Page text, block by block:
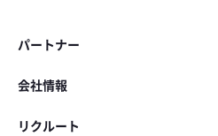
パートナー
会社情報
リクルート